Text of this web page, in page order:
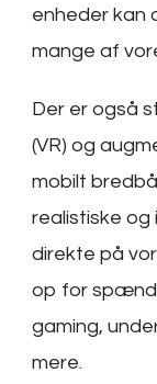
enheder kan
mange af
Der er også
(VR) og
mobilt
realistiske og
direkte på
op for
gaming,
mere.